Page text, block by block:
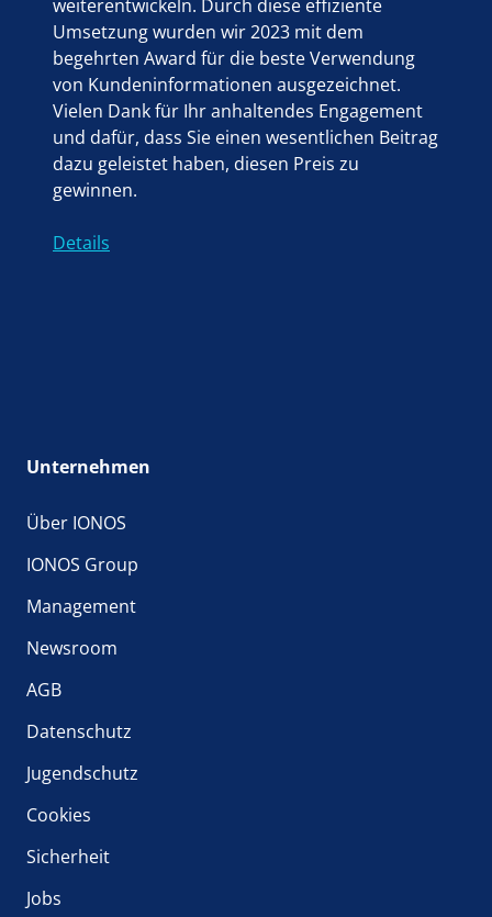
weiterentwickeln. Durch diese effiziente
Umsetzung wurden wir 2023 mit dem
begehrten Award für die beste Verwendung
von Kundeninformationen ausgezeichnet.
Vielen Dank für Ihr anhaltendes Engagement
und dafür, dass Sie einen wesentlichen Beitrag
dazu geleistet haben, diesen Preis zu
gewinnen.
Details
Unternehmen
Über IONOS
IONOS Group
Management
Newsroom
AGB
Datenschutz
Jugendschutz
Cookies
Sicherheit
Jobs